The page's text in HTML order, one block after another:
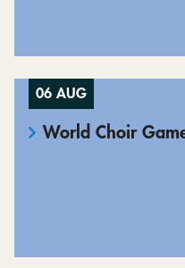
06 AUG
World Choir